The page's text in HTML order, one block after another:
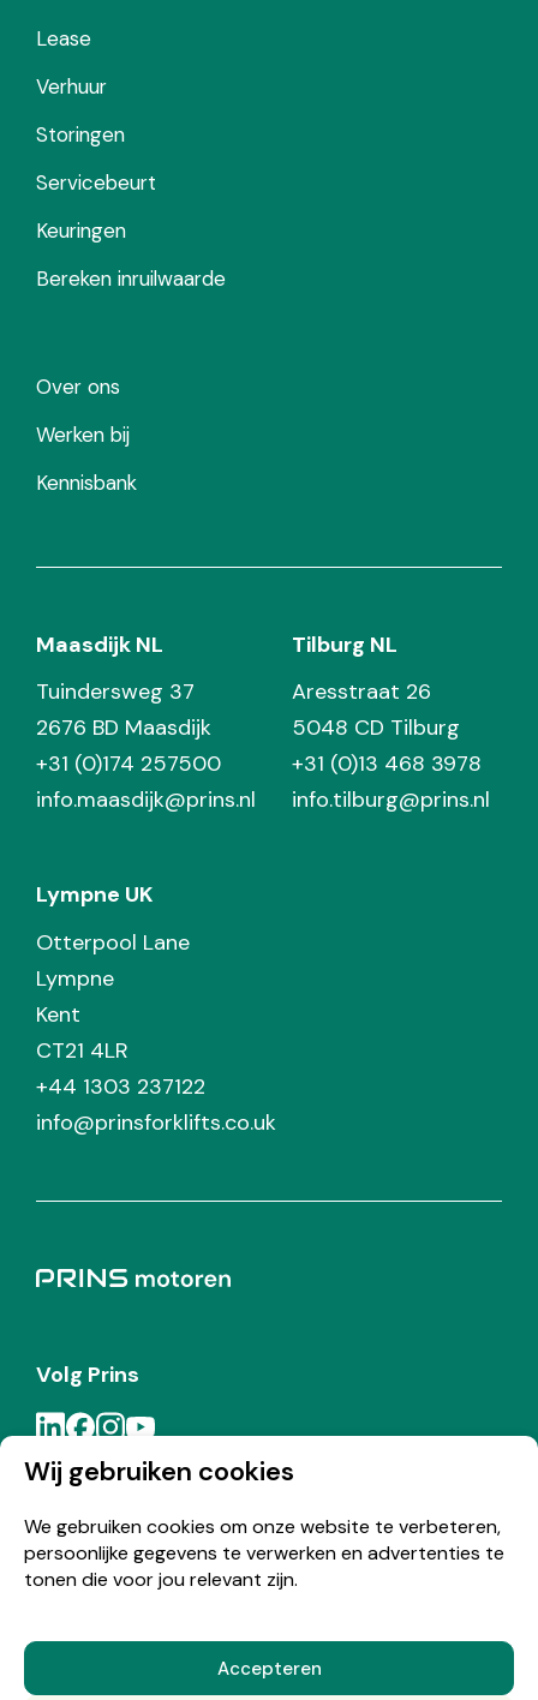
Wij gebruiken cookies
We gebruiken cookies om onze website te verbeteren,
persoonlijke gegevens te verwerken en advertenties te
tonen die voor jou relevant zijn.
Accepteren
Lease
Verhuur
Storingen
Servicebeurt
Keuringen
Bereken inruilwaarde
Over ons
Werken bij
Kennisbank
Maasdijk NL
Tuindersweg 37
2676 BD Maasdijk
+31 (0)174 257500
info.maasdijk@prins.nl
Tilburg NL
Aresstraat 26
5048 CD Tilburg
+31 (0)13 468 3978
info.tilburg@prins.nl
Lympne UK
Otterpool Lane
Lympne
Kent
CT21 4LR
+44 1303 237122
info@prinsforklifts.co.uk
Volg Prins
Meld je aan voor de Prins nieuwsbrief
© Copyright 2026 Prins